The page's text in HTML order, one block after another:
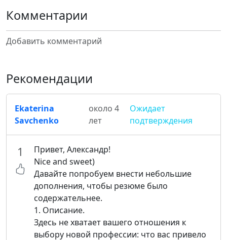
Комментарии
Добавить комментарий
Рекомендации
Ekaterina
Savchenko
около 4
лет
Ожидает
подтверждения
1
Привет, Александр!
Nice and sweet)
Давайте попробуем внести небольшие
дополнения, чтобы резюме было
содержательнее.
1. Описание.
Здесь не хватает вашего отношения к
выбору новой профессии: что вас привело